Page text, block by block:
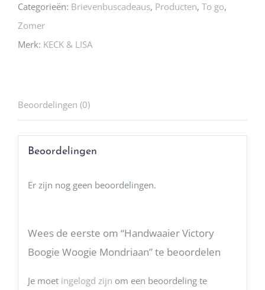
Categorieën: Brievenbuscadeaus, Producten, To go,
Zomer
Merk: KECK & LISA
Beoordelingen (0)
Beoordelingen
Er zijn nog geen beoordelingen.
Wees de eerste om “Handwaaier Victory
Boogie Woogie Mondriaan” te beoordelen
Je moet ingelogd zijn om een beoordeling te